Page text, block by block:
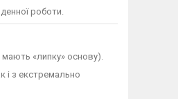
роботи.
мають «липку» основу).
і з екстремально